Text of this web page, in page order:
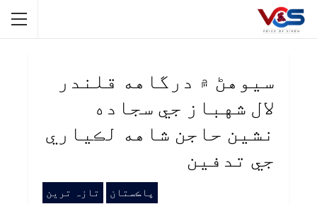
سيوهڻ ۾ درگاهه قلندر
لال شهباز جي سجاده
نشين حاجن شاهه لڪياري
جي تدفين
پاڪستان تازہ ترین